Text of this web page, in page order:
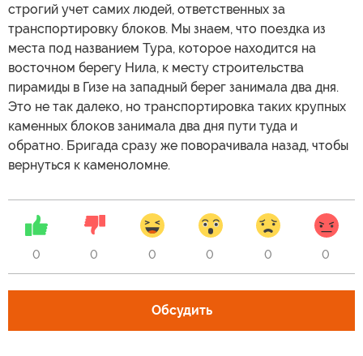
строгий учет самих людей, ответственных за
транспортировку блоков. Мы знаем, что поездка из
места под названием Тура, которое находится на
восточном берегу Нила, к месту строительства
пирамиды в Гизе на западный берег занимала два дня.
Это не так далеко, но транспортировка таких крупных
каменных блоков занимала два дня пути туда и
обратно. Бригада сразу же поворачивала назад, чтобы
вернуться к каменоломне.
0 0 0 0 0 0
Обсудить